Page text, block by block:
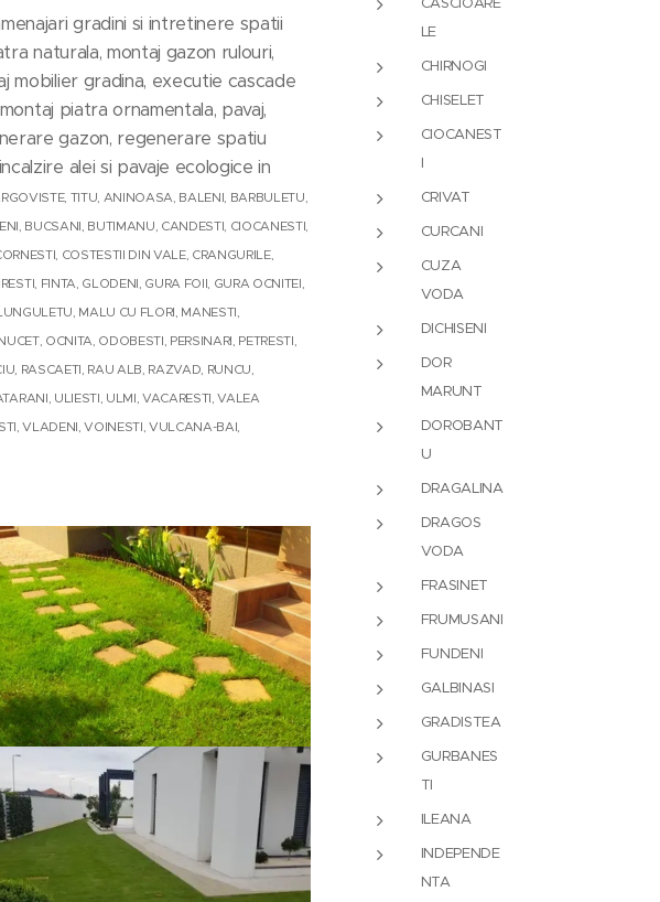
gradini si intretinere spatii
naturala, montaj gazon rulouri,
mobilier gradina, executie cascade
piatra ornamentala, pavaj,
gazon, regenerare spatiu
alei si pavaje ecologice in
TITU, ANINOASA, BALENI, BARBULETU,
BUCSANI, BUTIMANU, CANDESTI, CIOCANESTI,
COSTESTII DIN VALE, CRANGURILE,
FINTA, GLODENI, GURA FOII, GURA OCNITEI,
MALU CU FLORI, MANESTI,
OCNITA, ODOBESTI, PERSINARI, PETRESTI,
RASCAETI, RAU ALB, RAZVAD, RUNCU,
ULIESTI, ULMI, VACARESTI, VALEA
VLADENI, VOINESTI, VULCANA-BAI,
LE
CHIRNOGI
CHISELET
CIOCANEST
I
CRIVAT
CURCANI
CUZA
VODA
DICHISENI
DOR
MARUNT
DOROBANT
U
DRAGALINA
DRAGOS
VODA
FRASINET
FRUMUSANI
FUNDENI
GALBINASI
GRADISTEA
GURBANES
TI
ILEANA
INDEPENDE
NTA